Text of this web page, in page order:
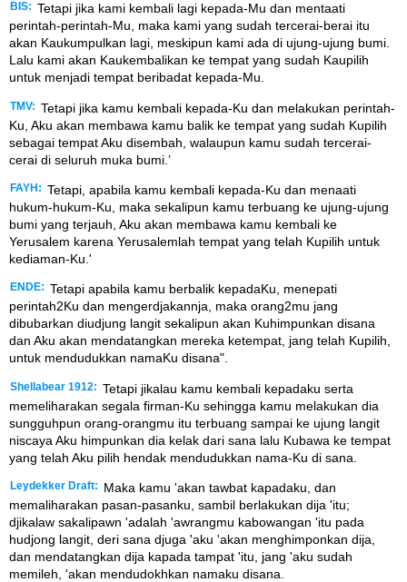
BIS: Tetapi jika kami kembali lagi kepada-Mu dan mentaati
perintah-perintah-Mu, maka kami yang sudah tercerai-berai itu
akan Kaukumpulkan lagi, meskipun kami ada di ujung-ujung bumi.
Lalu kami akan Kaukembalikan ke tempat yang sudah Kaupilih
untuk menjadi tempat beribadat kepada-Mu.
TMV: Tetapi jika kamu kembali kepada-Ku dan melakukan perintah-
Ku, Aku akan membawa kamu balik ke tempat yang sudah Kupilih
sebagai tempat Aku disembah, walaupun kamu sudah tercerai-
cerai di seluruh muka bumi.’
FAYH: Tetapi, apabila kamu kembali kepada-Ku dan menaati
hukum-hukum-Ku, maka sekalipun kamu terbuang ke ujung-ujung
bumi yang terjauh, Aku akan membawa kamu kembali ke
Yerusalem karena Yerusalemlah tempat yang telah Kupilih untuk
kediaman-Ku.'
ENDE: Tetapi apabila kamu berbalik kepadaKu, menepati
perintah2Ku dan mengerdjakannja, maka orang2mu jang
dibubarkan diudjung langit sekalipun akan Kuhimpunkan disana
dan Aku akan mendatangkan mereka ketempat, jang telah Kupilih,
untuk mendudukkan namaKu disana".
Shellabear 1912: Tetapi jikalau kamu kembali kepadaku serta
memeliharakan segala firman-Ku sehingga kamu melakukan dia
sungguhpun orang-orangmu itu terbuang sampai ke ujung langit
niscaya Aku himpunkan dia kelak dari sana lalu Kubawa ke tempat
yang telah Aku pilih hendak mendudukkan nama-Ku di sana.
Leydekker Draft:
Maka kamu 'akan tawbat kapadaku, dan
memaliharakan pasan-pasanku, sambil berlakukan dija 'itu;
djikalaw sakalipawn 'adalah 'awrangmu kabowangan 'itu pada
hudjong langit, deri sana djuga 'aku 'akan menghimponkan dija,
dan mendatangkan dija kapada tampat 'itu, jang 'aku sudah
memileh, 'akan mendudokhkan namaku disana.